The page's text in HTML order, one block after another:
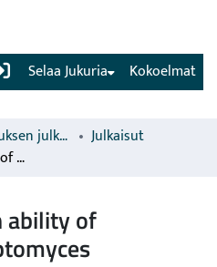
(current) Kokoelmat
Selaa Jukuria
Luonnonvarakeskuksen julkaisut
Julkaisut
Root-colonization ability of antagonistic Streptomyces griseoviridis
ability of